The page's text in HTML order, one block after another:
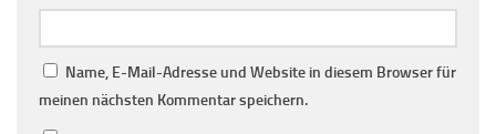
Name, E-Mail-Adresse und Website in diesem Browser für
meinen nächsten Kommentar speichern.